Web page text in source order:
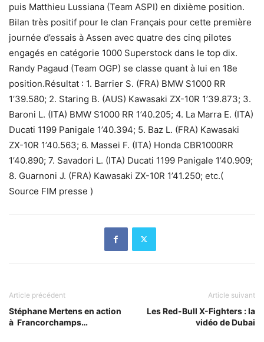
puis Matthieu Lussiana (Team ASPI) en dixième position.
Bilan très positif pour le clan Français pour cette première
journée d’essais à Assen avec quatre des cinq pilotes
engagés en catégorie 1000 Superstock dans le top dix.
Randy Pagaud (Team OGP) se classe quant à lui en 18e
position.Résultat : 1. Barrier S. (FRA) BMW S1000 RR
1’39.580; 2. Staring B. (AUS) Kawasaki ZX-10R 1’39.873; 3.
Baroni L. (ITA) BMW S1000 RR 1’40.205; 4. La Marra E. (ITA)
Ducati 1199 Panigale 1’40.394; 5. Baz L. (FRA) Kawasaki
ZX-10R 1’40.563; 6. Massei F. (ITA) Honda CBR1000RR
1’40.890; 7. Savadori L. (ITA) Ducati 1199 Panigale 1’40.909;
8. Guarnoni J. (FRA) Kawasaki ZX-10R 1’41.250; etc.(
Source FIM presse )
Article précédent
Stéphane Mertens en action
à Francorchamps…
Article suivant
Les Red-Bull X-Fighters : la
vidéo de Dubai